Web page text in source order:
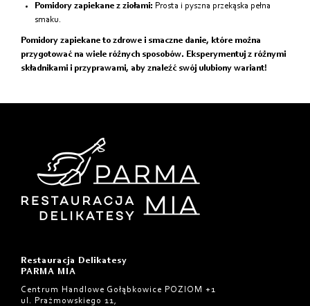
Pomidory zapiekane z ziołami: Prosta i pyszna przekąska pełna
smaku.
Pomidory zapiekane to zdrowe i smaczne danie, które można
przygotować na wiele różnych sposobów. Eksperymentuj z różnymi
składnikami i przyprawami, aby znaleźć swój ulubiony wariant!
Restauracja Delikatesy
PARMA MIA
Centrum Handlowe Gołąbkowice POZIOM +1
ul. Prażmowskiego 11,